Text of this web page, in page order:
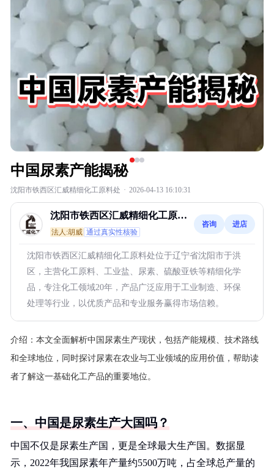
中国尿素产能揭秘
沈阳市铁西区汇威精细化工原料处 · 2026-04-13 16:10:31
沈阳市铁西区汇威精细化工原料
处
法人:胡威 通过真实性核验
咨询 进店
沈阳市铁西区汇威精细化工原料处位于辽宁省沈阳市于洪
区，主营化工原料、工业盐、尿素、硫酸亚铁等精细化学
品，专注化工领域20年，产品广泛应用于工业制造、环保
处理等行业，以优质产品和专业服务赢得市场信赖。
介绍： 本文全面解析中国尿素生产现状，包括产能规模、技术路线
和全球地位，同时探讨尿素在农业与工业领域的应用价值，帮助读
者了解这一基础化工产品的重要地位。
一、中国是尿素生产大国吗？
中国不仅是尿素生产国，更是全球最大生产国。数据显
示，2022年我国尿素年产量约5500万吨，占全球总产量的